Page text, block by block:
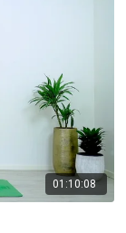
01:10:08